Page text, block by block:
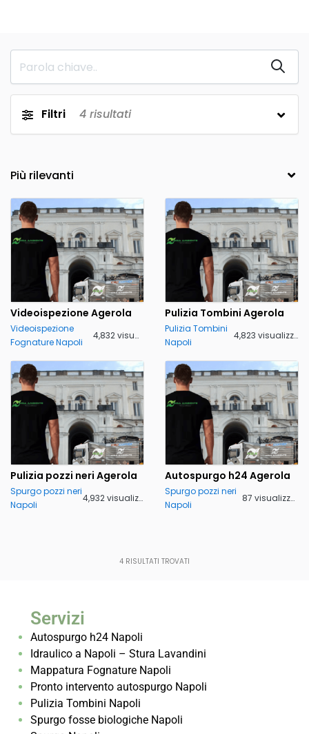
Filtri 4 risultati
Videoispezione Agerola
Videoispezione
Fognature Napoli
4,832 visualizzazioni
Pulizia Tombini Agerola
Pulizia Tombini
Napoli
4,823 visualizzazioni
Pulizia pozzi neri Agerola
Spurgo pozzi neri
Napoli
4,932 visualizzazioni
Autospurgo h24 Agerola
Spurgo pozzi neri
Napoli
87 visualizzazioni
4 RISULTATI TROVATI
Servizi
Autospurgo h24 Napoli
Idraulico a Napoli – Stura Lavandini
Mappatura Fognature Napoli
Pronto intervento autospurgo Napoli
Pulizia Tombini Napoli
Spurgo fosse biologiche Napoli